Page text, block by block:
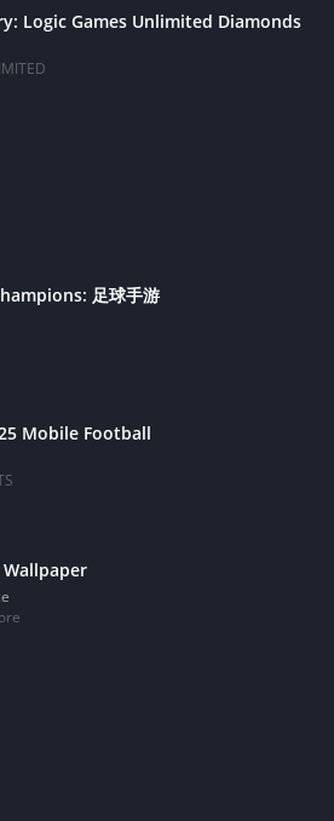
Logic Games Unlimited Diamonds
足球手游
Mobile Football